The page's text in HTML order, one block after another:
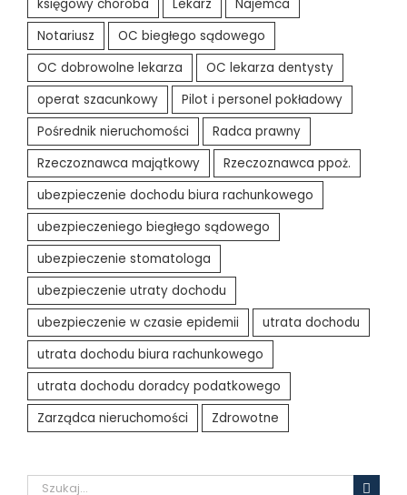
księgowy choroba
Lekarz
Najemca
Notariusz
OC biegłego sądowego
OC dobrowolne lekarza
OC lekarza dentysty
operat szacunkowy
Pilot i personel pokładowy
Pośrednik nieruchomości
Radca prawny
Rzeczoznawca majątkowy
Rzeczoznawca ppoż.
ubezpieczenie dochodu biura rachunkowego
ubezpieczeniego biegłego sądowego
ubezpieczenie stomatologa
ubezpieczenie utraty dochodu
ubezpieczenie w czasie epidemii
utrata dochodu
utrata dochodu biura rachunkowego
utrata dochodu doradcy podatkowego
Zarządca nieruchomości
Zdrowotne
Szukaj